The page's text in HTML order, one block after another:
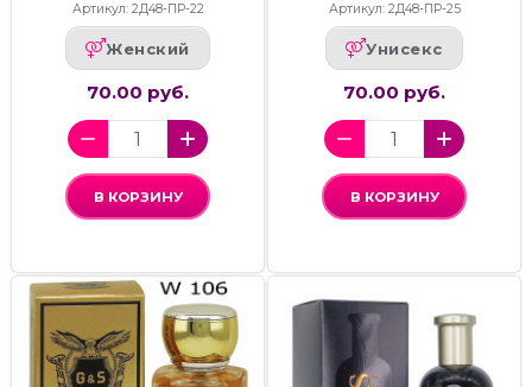
Артикул: 2Д48-ПР-22
Женский
70.00 руб.
В КОРЗИНУ
Артикул: 2Д48-ПР-25
Унисекс
70.00 руб.
В КОРЗИНУ